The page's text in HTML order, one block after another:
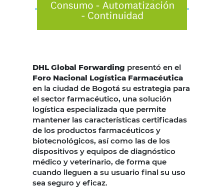
DHL Global Forwarding presentó en el
Foro Nacional Logística Farmacéutica
en la ciudad de Bogotá su estrategia para
el sector farmacéutico, una solución
logística especializada que permite
mantener las características certificadas
de los productos farmacéuticos y
biotecnológicos, así como las de los
dispositivos y equipos de diagnóstico
médico y veterinario, de forma que
cuando lleguen a su usuario final su uso
sea seguro y eficaz.